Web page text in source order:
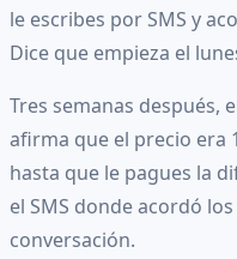
le escribes por SMS y
Dice que empieza el
Tres semanas después,
afirma que el precio era
hasta que le pagues la
el SMS donde acordó
conversación.